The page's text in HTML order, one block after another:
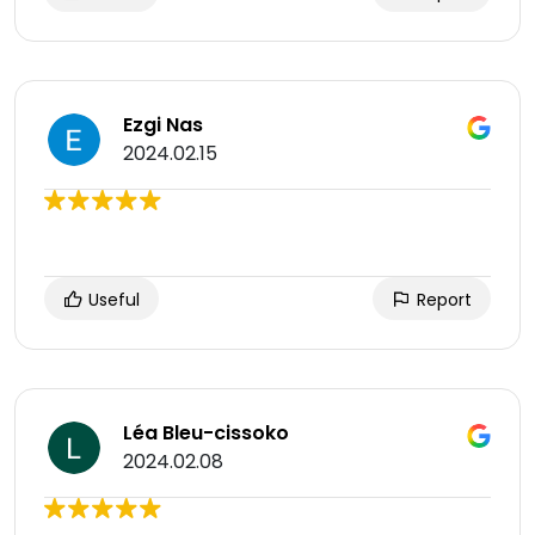
Ezgi Nas
2024.02.15
Useful Report
Léa Bleu-cissoko
2024.02.08